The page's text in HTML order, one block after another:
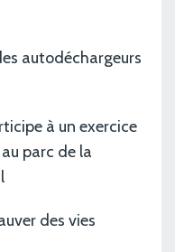
autodéchargeurs
à un exercice
parc de la
des vies